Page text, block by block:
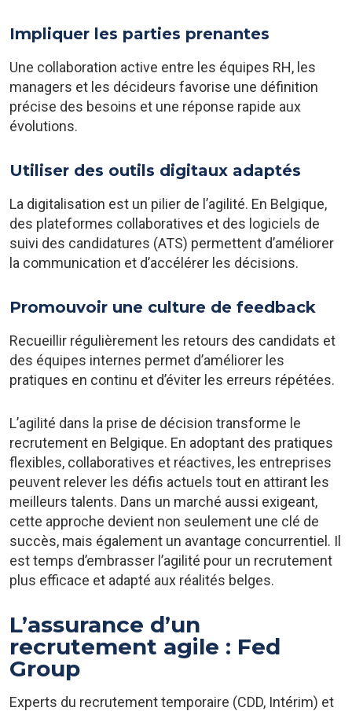
Impliquer les parties prenantes
Une collaboration active entre les équipes RH, les
managers et les décideurs favorise une définition
précise des besoins et une réponse rapide aux
évolutions.
Utiliser des outils digitaux adaptés
La digitalisation est un pilier de l’agilité. En Belgique,
des plateformes collaboratives et des logiciels de
suivi des candidatures (ATS) permettent d’améliorer
la communication et d’accélérer les décisions.
Promouvoir une culture de feedback
Recueillir régulièrement les retours des candidats et
des équipes internes permet d’améliorer les
pratiques en continu et d’éviter les erreurs répétées.
L’agilité dans la prise de décision transforme le
recrutement en Belgique. En adoptant des pratiques
flexibles, collaboratives et réactives, les entreprises
peuvent relever les défis actuels tout en attirant les
meilleurs talents. Dans un marché aussi exigeant,
cette approche devient non seulement une clé de
succès, mais également un avantage concurrentiel. Il
est temps d’embrasser l’agilité pour un recrutement
plus efficace et adapté aux réalités belges.
L’assurance d’un
recrutement agile : Fed
Group
Experts du recrutement temporaire (CDD, Intérim) et